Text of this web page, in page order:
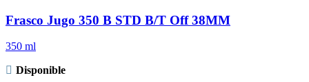
Las
opciones
Frasco Jugo 350 B STD B/T Off 38MM
350 ml
Disponible